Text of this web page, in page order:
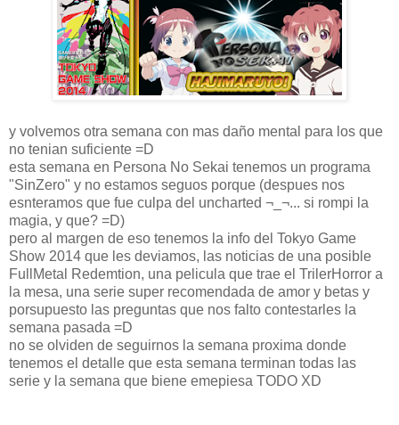
y volvemos otra semana con mas daño mental para los que
no tenian suficiente =D
esta semana en Persona No Sekai tenemos un programa
"SinZero" y no estamos seguos porque (despues nos
esnteramos que fue culpa del uncharted ¬_¬... si rompi la
magia, y que? =D)
pero al margen de eso tenemos la info del Tokyo Game
Show 2014 que les deviamos, las noticias de una posible
FullMetal Redemtion, una pelicula que trae el TrilerHorror a
la mesa, una serie super recomendada de amor y betas y
porsupuesto las preguntas que nos falto contestarles la
semana pasada =D
no se olviden de seguirnos la semana proxima donde
tenemos el detalle que esta semana terminan todas las
serie y la semana que biene emepiesa TODO XD